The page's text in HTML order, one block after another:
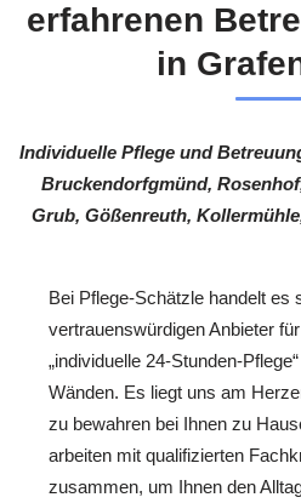
erfahrenen
in
Individuelle Pflege und
Bruckendorfgmünd,
Grub, Gößenreuth,
Bei Pflege-Schätzle handelt es
vertrauenswürdigen Anbieter
„individuelle 24-Stunden-
Wänden. Es liegt uns am
zu bewahren bei Ihnen zu
arbeiten mit qualifizierten
zusammen, um Ihnen den